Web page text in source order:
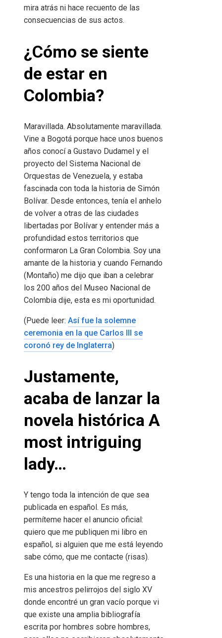
mira atrás ni hace recuento de las
consecuencias de sus actos.
¿Cómo se siente
de estar en
Colombia?
Maravillada. Absolutamente maravillada.
Vine a Bogotá porque hace unos buenos
años conocí a Gustavo Dudamel y el
proyecto del Sistema Nacional de
Orquestas de Venezuela, y estaba
fascinada con toda la historia de Simón
Bolívar. Desde entonces, tenía el anhelo
de volver a otras de las ciudades
libertadas por Bolívar y entender más a
profundidad estos territorios que
conformaron La Gran Colombia. Soy una
amante de la historia y cuando Fernando
(Montaño) me dijo que iban a celebrar
los 200 años del Museo Nacional de
Colombia dije, esta es mi oportunidad.
(Puede leer: Así fue la solemne
ceremonia en la que Carlos III se
coronó rey de Inglaterra)
Justamente,
acaba de lanzar la
novela histórica A
most intriguing
lady…
Y tengo toda la intención de que sea
publicada en español. Es más,
permíteme hacer el anuncio oficial:
quiero que me publiquen mi libro en
español, si alguien que me está leyendo
sabe cómo, que me contacte (risas).
Es una historia en la que me regreso a
mis ancestros pelirrojos del siglo XV
donde encontré un gran vacío porque vi
que existe una amplia bibliografía
escrita por hombres sobre hombres,